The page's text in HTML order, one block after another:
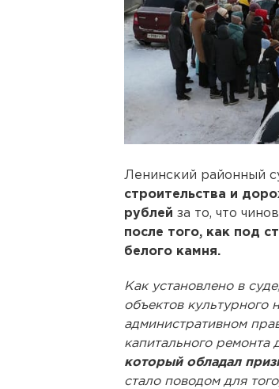
Ленинский районный
строительства и
рублей за то, что
после того, как под
белого камня.
Как установлено в
объектов культурного
административном
капитального
который обладал
стало поводом для